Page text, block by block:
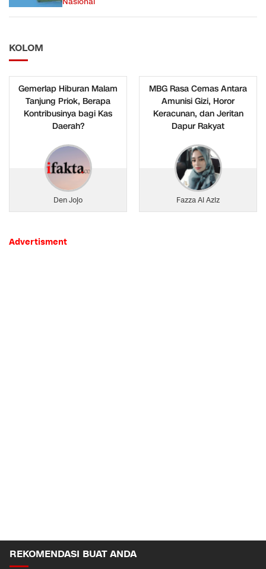
KOLOM
Gemerlap Hiburan Malam
Tanjung Priok, Berapa
Kontribusinya bagi Kas
Daerah?
Den Jojo
MBG Rasa Cemas Antara
Amunisi Gizi, Horor
Keracunan, dan Jeritan
Dapur Rakyat
Fazza Al Aziz
Advertisment
REKOMENDASI BUAT ANDA